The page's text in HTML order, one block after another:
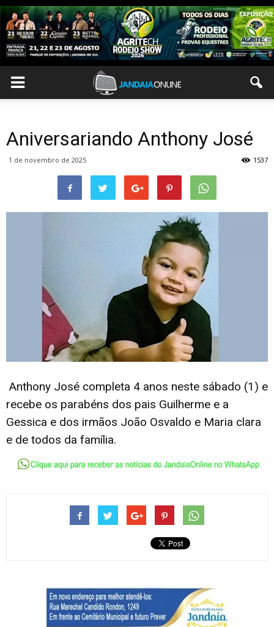
Aniversariando Anthony José
1 de novembro de 2025 1537
Anthony José completa 4 anos neste sábado (1) e
recebe os parabéns dos pais Guilherme e a
Gessica e dos irmãos João Osvaldo e Maria clara
e de todos da família.